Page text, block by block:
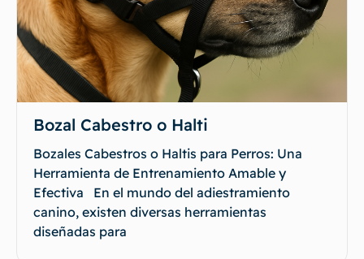
Bozal Cabestro o Halti
Bozales Cabestros o Haltis para Perros: Una
Herramienta de Entrenamiento Amable y
Efectiva En el mundo del adiestramiento
canino, existen diversas herramientas
diseñadas para